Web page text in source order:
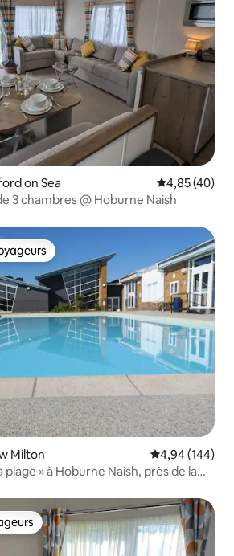
on Sea Évaluation
4,85 (40)
3 chambres @ Hoburne Naish
les plus appréciés
Milton Évaluation
4,94 (144)
plage » à Hoburne Naish, près de la